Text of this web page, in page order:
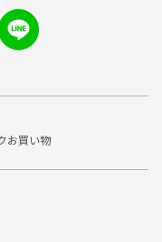
お買い物